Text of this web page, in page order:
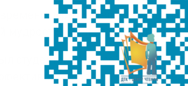
перечитываю работы
мудрости и точного взгляда на
студентом, Алексей
людей» — тоже